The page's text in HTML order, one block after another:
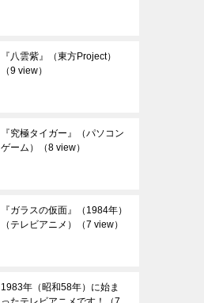
『八雲紫』（東方Project）
（9 view）
『究極タイガー』（パソコン
ゲーム）
（8 view）
『ガラスの仮面』（1984年）
（テレビアニメ）
（7 view）
1983年（昭和58年）に始ま